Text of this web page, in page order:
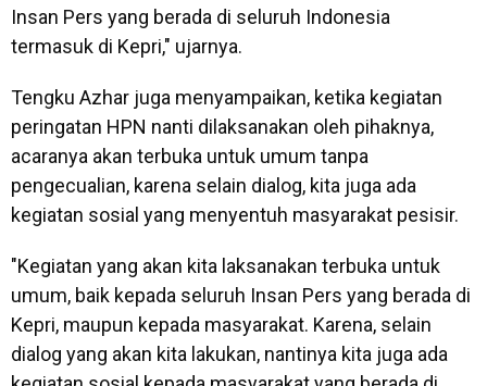
Insan Pers yang berada di seluruh Indonesia
termasuk di Kepri," ujarnya.
Tengku Azhar juga menyampaikan, ketika kegiatan
peringatan HPN nanti dilaksanakan oleh pihaknya,
acaranya akan terbuka untuk umum tanpa
pengecualian, karena selain dialog, kita juga ada
kegiatan sosial yang menyentuh masyarakat pesisir.
"Kegiatan yang akan kita laksanakan terbuka untuk
umum, baik kepada seluruh Insan Pers yang berada di
Kepri, maupun kepada masyarakat. Karena, selain
dialog yang akan kita lakukan, nantinya kita juga ada